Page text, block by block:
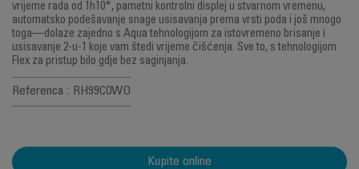
vrijeme rada od 1h10*, pametni kontrolni displej u stvarnom vremenu,
automatsko podešavanje snage usisavanja prema vrsti poda i još mnogo
toga—dolaze zajedno s Aqua tehnologijom za istovremeno brisanje i
usisavanje 2-u-1 koje vam štedi vrijeme čišćenja. Sve to, s tehnologijom
Flex za pristup bilo gdje bez saginjanja.
Referenca : RH99C0WO
Kupite online